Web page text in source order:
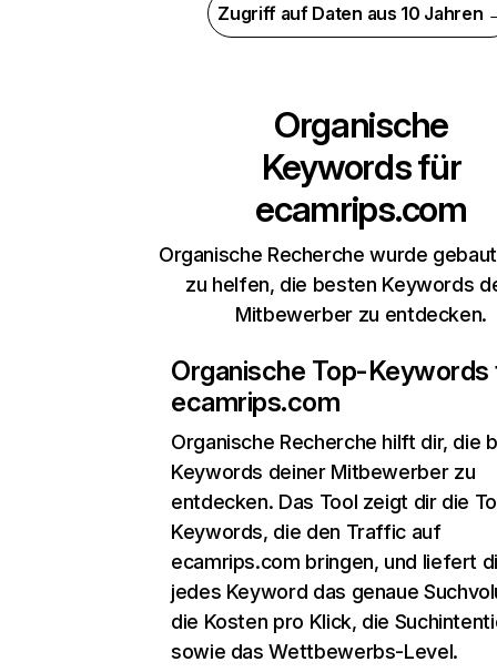
Zugriff auf Daten aus 10 Jahren
Organische
Keywords für
ecamrips.com
Organische Recherche wurde
zu helfen, die besten Keywords
Mitbewerber zu entdecken.
Organische Top-Keywords
ecamrips.com
Organische Recherche hilft dir, die
Keywords deiner Mitbewerber zu
entdecken. Das Tool zeigt dir die
Keywords, die den Traffic auf
ecamrips.com bringen, und liefert
jedes Keyword das genaue
die Kosten pro Klick, die
sowie das Wettbewerbs-Level.